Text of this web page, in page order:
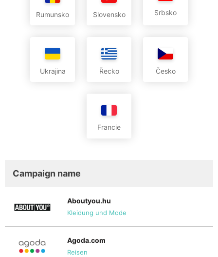
Rumunsko Slovensko Srbsko
Ukrajina Řecko Česko
Francie
Campaign name
Aboutyou.hu
Kleidung und Mode
Agoda.com
Reisen